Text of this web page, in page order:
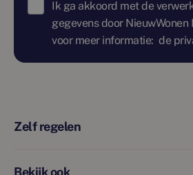
Ik ga akkoord met de
gegevens door NieuwWonen
voor meer informatie: de
Zelf regelen
Bekijk ook